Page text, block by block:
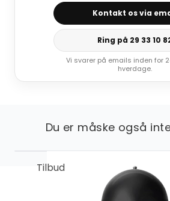
Kontakt os via
Ring på 29 33 10
Vi svarer på emails inden for
hverdage.
Du er måske også
Tilbud